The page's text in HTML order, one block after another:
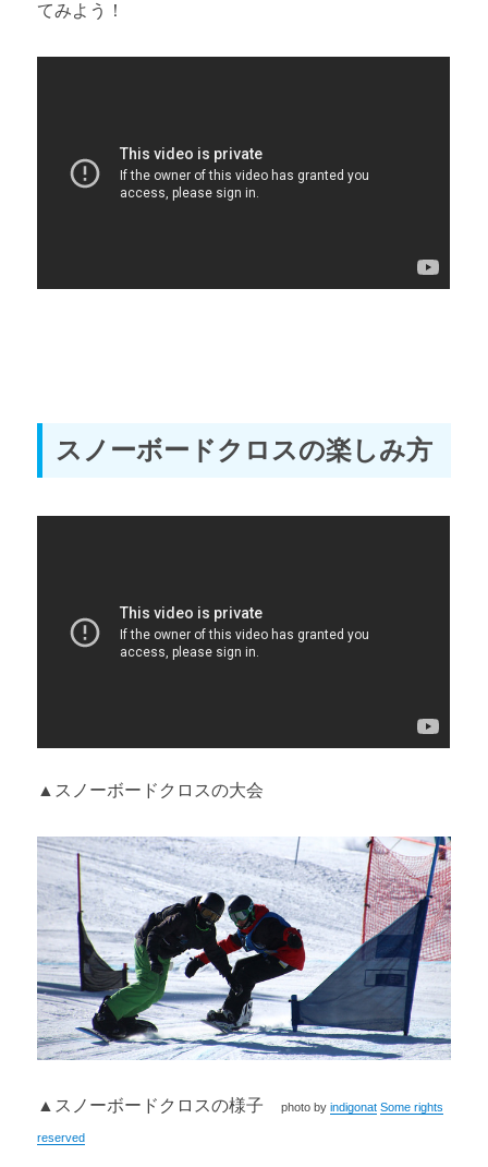
てみよう！
スノーボードクロスの楽しみ方
▲スノーボードクロスの大会
▲スノーボードクロスの様子photo byindigonat Some rights
reserved